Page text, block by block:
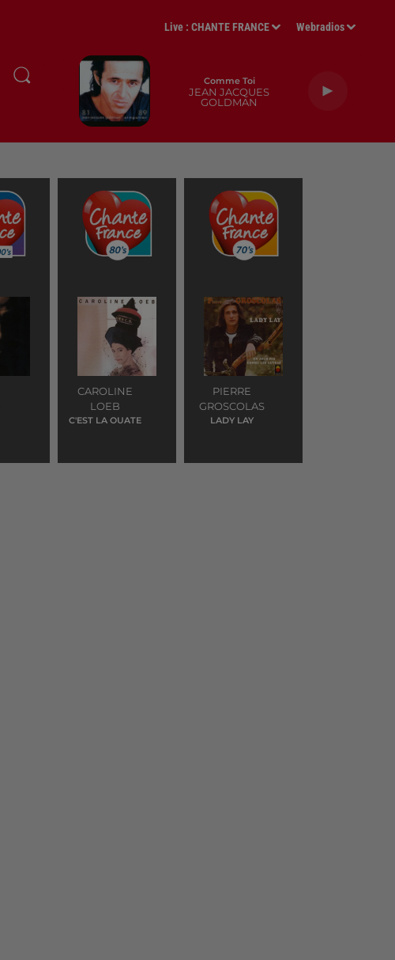
Live :CHANTE FRANCE Webradios
Comme Toi
JEAN JACQUES
GOLDMAN
CAROLINE
LOEB
C'EST LA OUATE
PIERRE
GROSCOLAS
LADY LAY